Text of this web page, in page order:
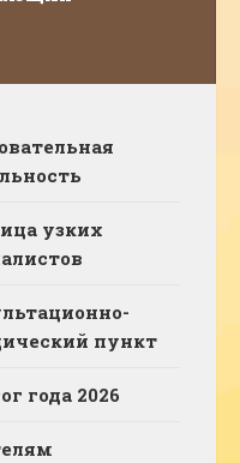
узких
пункт
года 2026